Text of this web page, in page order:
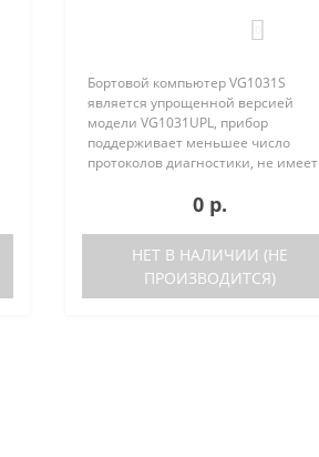
Бортовой компьютер VG1031S
является упрощенной версией
модели VG1031UPL, прибор
поддерживает меньшее число
протоколов диагностики, не имеет
датчика температуры. Отличия
VG1031S от VG1031UPL: отсутствует
0 р.
НЕТ В НАЛИЧИИ (НЕ
ПРОИЗВОДИТСЯ)